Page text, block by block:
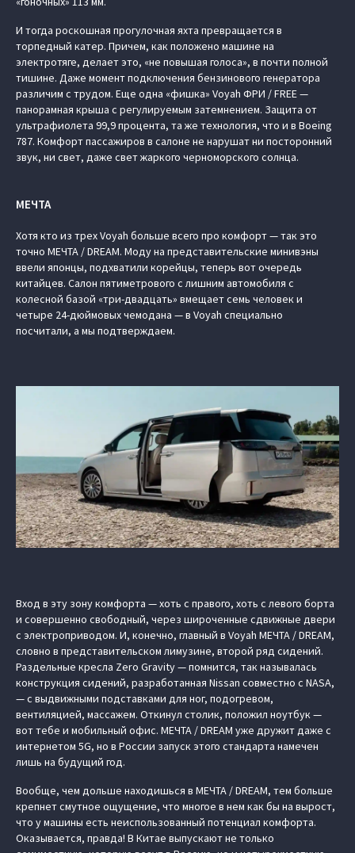
И тогда роскошная прогулочная яхта превращается в
торпедный катер. Причем, как положено машине на
электротяге, делает это, «не повышая голоса», в почти полной
тишине. Даже момент подключения бензинового генератора
различим с трудом. Еще одна «фишка» Voyah ФРИ / FREE —
панорамная крыша с регулируемым затемнением. Защита от
ультрафиолета 99,9 процента, та же технология, что и в Boeing
787. Комфорт пассажиров в салоне не нарушат ни посторонний
звук, ни свет, даже свет жаркого черноморского солнца.
МЕЧТА
Хотя кто из трех Voyah больше всего про комфорт — так это
точно МЕЧТА / DREAM. Моду на представительские минивэны
ввели японцы, подхватили корейцы, теперь вот очередь
китайцев. Салон пятиметрового с лишним автомобиля с
колесной базой «три-двадцать» вмещает семь человек и
четыре 24-дюймовых чемодана — в Voyah специально
посчитали, а мы подтверждаем.
Вход в эту зону комфорта — хоть с правого, хоть с левого борта
и совершенно свободный, через широченные сдвижные двери
с электроприводом. И, конечно, главный в Voyah МЕЧТА / DREAM,
словно в представительском лимузине, второй ряд сидений.
Раздельные кресла Zero Gravity — помнится, так называлась
конструкция сидений, разработанная Nissan совместно с NASA,
— с выдвижными подставками для ног, подогревом,
вентиляцией, массажем. Откинул столик, положил ноутбук —
вот тебе и мобильный офис. МЕЧТА / DREAM уже дружит даже с
интернетом 5G, но в России запуск этого стандарта намечен
лишь на будущий год.
Вообще, чем дольше находишься в МЕЧТА / DREAM, тем больше
крепнет смутное ощущение, что многое в нем как бы на вырост,
что у машины есть неиспользованный потенциал комфорта.
Оказывается, правда! В Китае выпускают не только